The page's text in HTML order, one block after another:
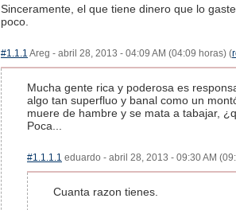
Sinceramente, el que tiene dinero que lo
poco.
#1.1.1 Areg - abril 28, 2013 - 04:09 AM (04:09 horas) (
Mucha gente rica y poderosa es
algo tan superfluo y banal como un
muere de hambre y se mata a tabajar,
Poca...
#1.1.1.1 eduardo - abril 28, 2013 - 09:30 AM
Cuanta razon tienes.